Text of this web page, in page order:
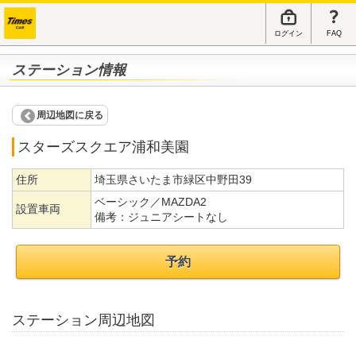
ログイン FAQ
ステーション情報
周辺地図に戻る
スターズスクエア浦和美園
住所 埼玉県さいたま市緑区中野田39
設置車両
ベーシック／MAZDA2
備考： ジュニアシートなし
予約
ステーション周辺地図